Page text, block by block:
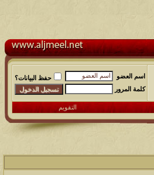
اسم العضو
حفظ البيانات؟
كلمة المرور
التقويم
آخر مشاركة